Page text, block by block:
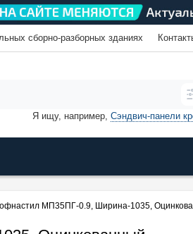
сборно-разборных зданиях
Я ищу, например, Сэндвич-панели
МП35ПГ-0.9, Ширина-1035,